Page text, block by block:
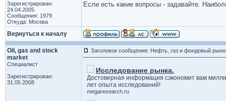
Зарегистрирован:
24.04.2005
Сообщения: 1979
Откуда: Москва
Если есть какие вопросы - задавайте.
Вернуться к началу
Oil, gas and stock
market
Специалист
Зарегистрирован:
31.05.2008
Заголовок сообщения: Нефть, газ и фондовый
Исследование рынка.
Достоверная информация сэкономит вам
лет опыта исследований!
megaresearch.ru